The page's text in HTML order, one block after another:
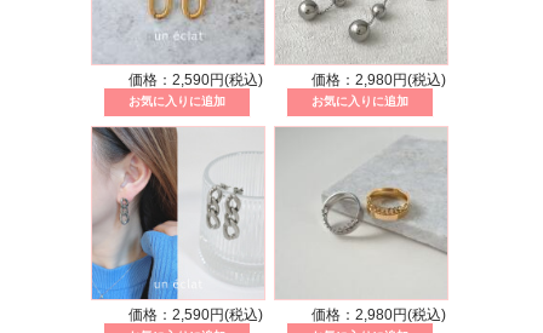
価格：2,590円(税込) 価格：2,980円(税込)
価格：2,590円(税込) 価格：2,980円(税込)